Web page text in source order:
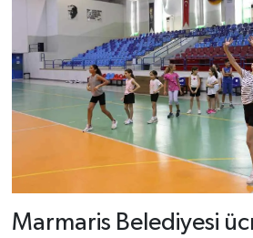
Marmaris Belediyesi